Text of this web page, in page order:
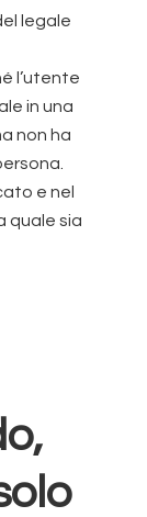
legale
l’utente
in una
non ha
e nel
quale sia